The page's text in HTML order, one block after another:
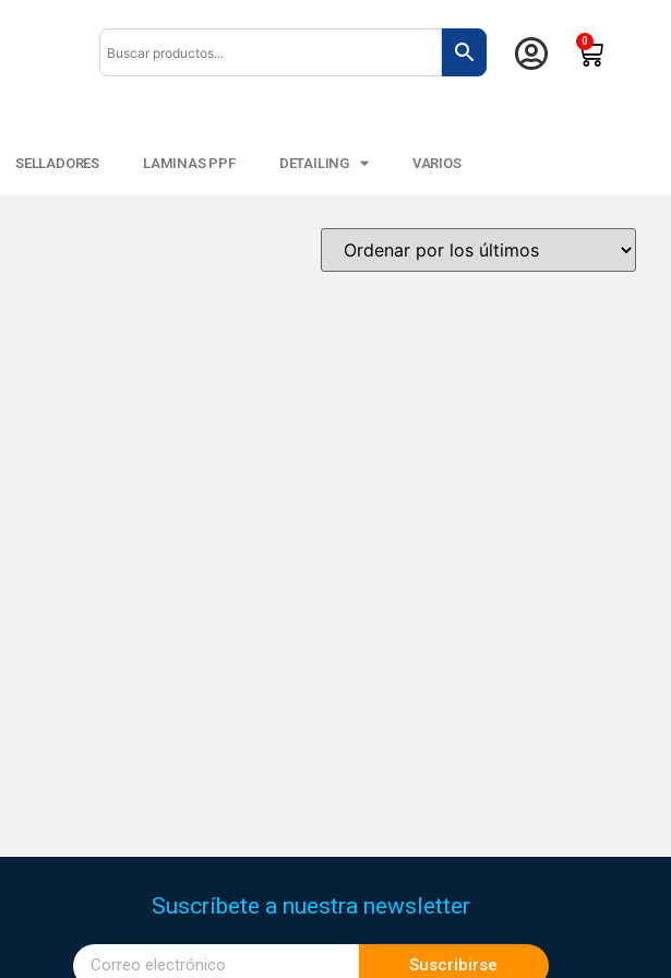
0
SELLADORES LAMINAS PPF DETAILING VARIOS
Suscríbete a nuestra newsletter
Suscribirse